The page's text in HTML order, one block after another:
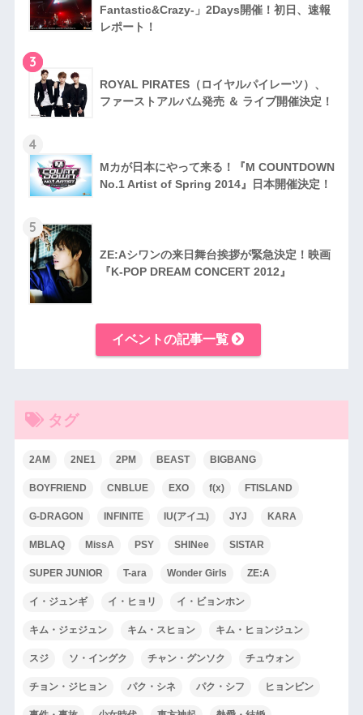
Fantastic&Crazy-」2Days開催！初日、速報
レポート！
3
RO​YAL PIRATES（ロイヤルパイレーツ）、
ファ​ーストアルバム発売 ＆ ライブ開催決定！
4
Mカが日本にやって来る！『M COUNTDOWN
No.1 Artist of Spring 2014』日本開催​決定！
5
ZE:Aシワンの来日舞台挨拶が緊急決定！映画
『K-POP DREAM CONCERT 2012』
イベントの記事一覧
タグ
2AM 2NE1 2PM BEAST BIGBANG
BOYFRIEND CNBLUE EXO f(x) FTISLAND
G-DRAGON INFINITE IU(アイユ) JYJ KARA
MBLAQ MissA PSY SHINee SISTAR
SUPER JUNIOR T-ara Wonder Girls ZE:A
イ・ジュンギ イ・ヒョリ イ・ビョンホン
キム・ジェジュン キム・スヒョン キム・ヒョンジュン
スジ ソ・イングク チャン・グンソク チュウォン
チョン・ジヒョン パク・シネ パク・シフ ヒョンビン